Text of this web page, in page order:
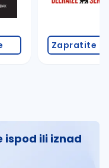
Zapratite
ispod ili iznad